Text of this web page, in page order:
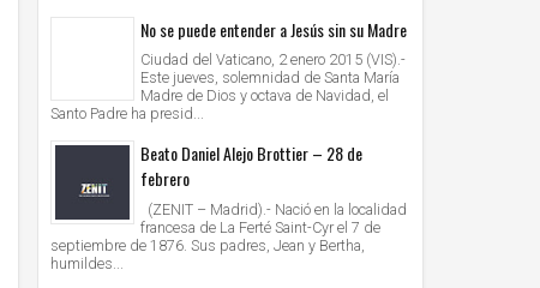
No se puede entender a Jesús sin su Madre
Ciudad del Vaticano, 2 enero 2015 (VIS).-
Este jueves, solemnidad de Santa María
Madre de Dios y octava de Navidad, el
Santo Padre ha presid...
Beato Daniel Alejo Brottier – 28 de
febrero
(ZENIT – Madrid).- Nació en la localidad
francesa de La Ferté Saint-Cyr el 7 de
septiembre de 1876. Sus padres, Jean y Bertha,
humildes...